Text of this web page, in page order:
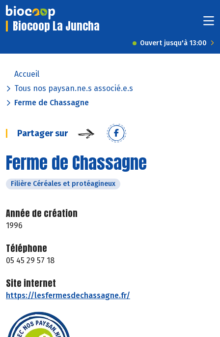
Biocoop La Juncha
Ouvert jusqu'à 13:00
Accueil
Tous nos paysan.ne.s associé.e.s
Ferme de Chassagne
Partager sur
Ferme de Chassagne
Filière Céréales et protéagineux
Année de création
1996
Téléphone
05 45 29 57 18
Site internet
https://lesfermesdechassagne.fr/